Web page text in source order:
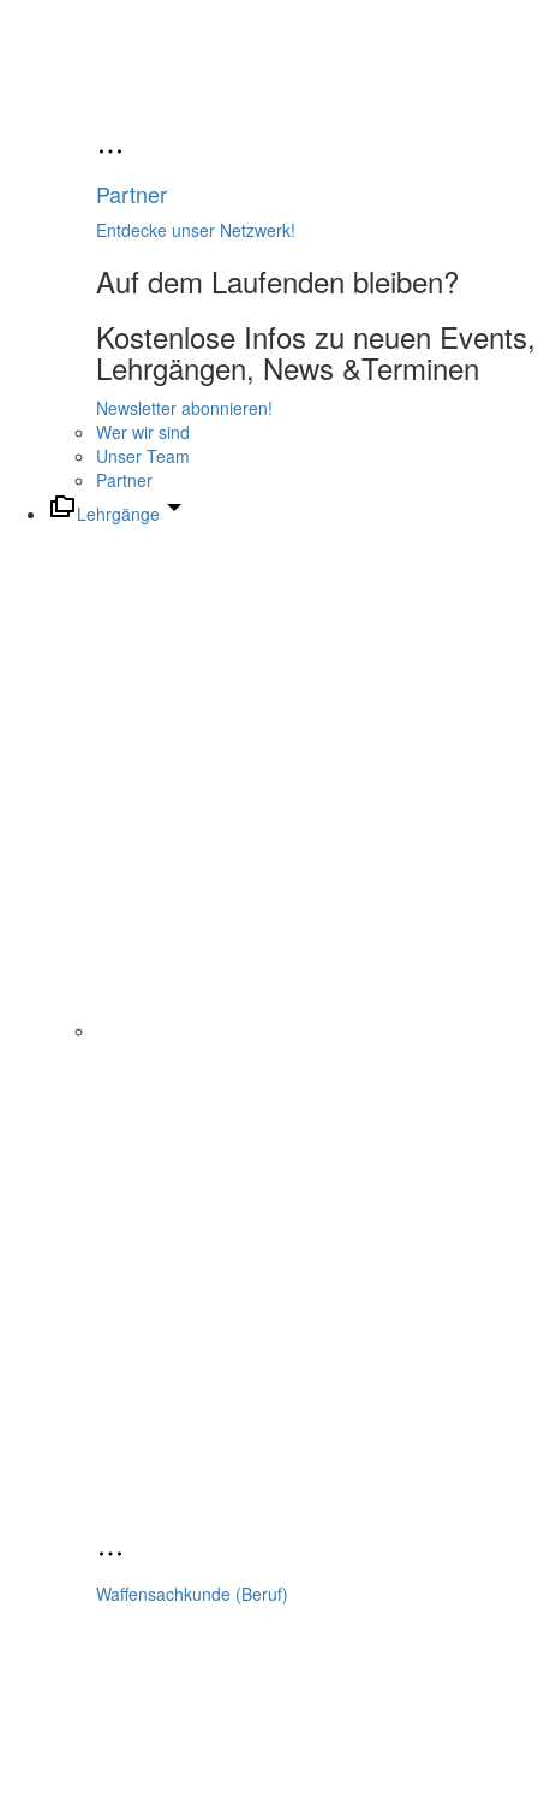
Partner
Entdecke unser Netzwerk!
Auf dem Laufenden bleiben?
Kostenlose Infos zu neuen Events,
Lehrgängen, News &Terminen
Newsletter abonnieren!
Wer wir sind
Unser Team
Partner
Lehrgänge
Waffensachkunde (Beruf)